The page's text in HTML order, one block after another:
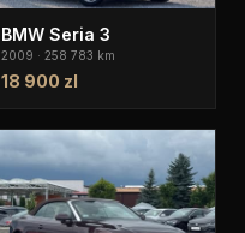
BMW Seria 3
2009 · 258 783 km
18 900 zl